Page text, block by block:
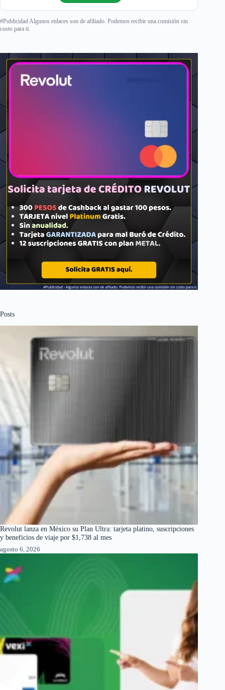
#Publicidad Algunos enlaces son de afiliado. Podemos recibir una comisión sin
costo para ti.
Posts
Revolut lanza en México su Plan Ultra: tarjeta platino, suscripciones
y beneficios de viaje por $1,738 al mes
agosto 6, 2026